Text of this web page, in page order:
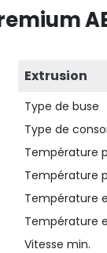
Extrusion
Type de buse
Type de
Température
Température
Température
Température
Vitesse min.